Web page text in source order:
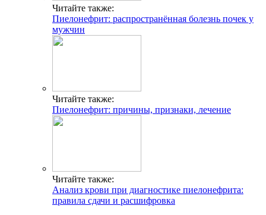
Читайте также:
Пиелонефрит: распространённая болезнь почек у
мужчин
Читайте также:
Пиелонефрит: причины, признаки, лечение
Читайте также:
Анализ крови при диагностике пиелонефрита:
правила сдачи и расшифровка